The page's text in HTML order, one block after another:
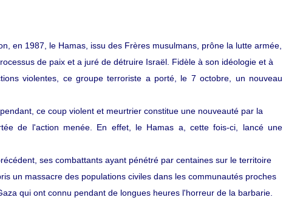
en 1987, le Hamas, issu des Frères musulmans, prône la lutte armée,
de paix et a juré de détruire Israël. Fidèle à son idéologie et à
violentes, ce groupe terroriste a porté, le 7 octobre, un nouveau
ce coup violent et meurtrier constitue une nouveauté par la
de l'action menée. En effet, le Hamas a, cette fois-ci, lancé une
ses combattants ayant pénétré par centaines sur le territoire
un massacre des populations civiles dans les communautés proches
qui ont connu pendant de longues heures l'horreur de la barbarie.